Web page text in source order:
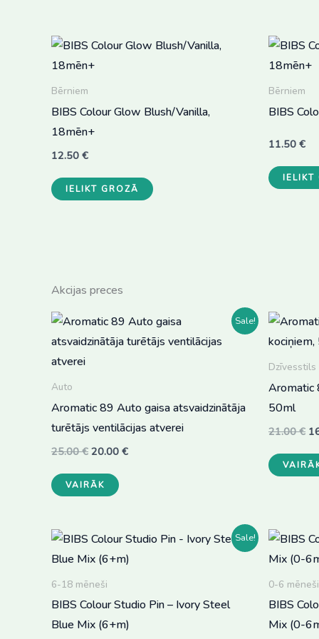
The
be
product
Bērniem
BIBS Colour Glow Blush/Vanilla,
18mēn+
12.50 €
IELIKT GROZĀ
Bērniem
BIBS
11.50 €
IELIKT
Akcijas preces
Sale!
Auto
Aromatic 89 Auto gaisa atsvaidzinātāja
turētājs ventilācijas atverei
25.00€ Original
was:
25.00 €.
20.00 €Current
VAIRĀK
product
multiple
variants.
may
be
Dzīvesstils
Aromatic
50ml
21.00€
Sale!
6-18 mēneši
BIBS Colour Studio Pin – Ivory Steel
Blue Mix (6+m)
0-6 mēneši
BIBS
Mix (0-